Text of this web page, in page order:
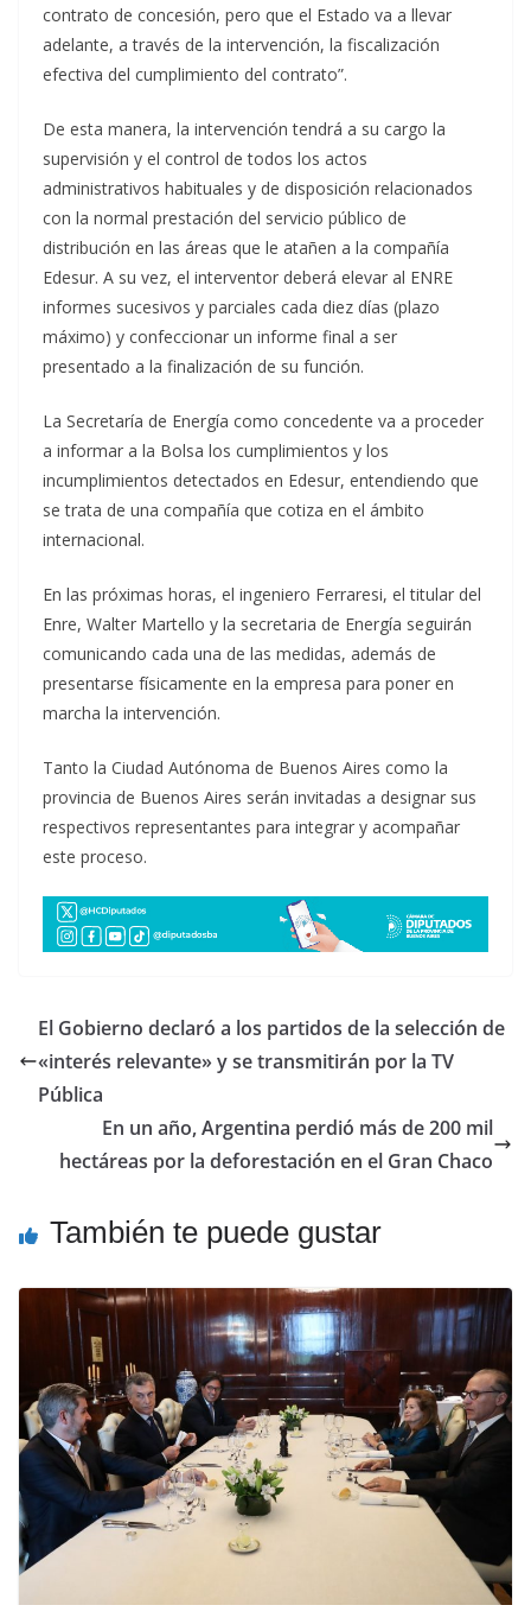
contrato de concesión, pero que el Estado va a llevar
adelante, a través de la intervención, la fiscalización
efectiva del cumplimiento del contrato”.
De esta manera, la intervención tendrá a su cargo la
supervisión y el control de todos los actos
administrativos habituales y de disposición relacionados
con la normal prestación del servicio público de
distribución en las áreas que le atañen a la compañía
Edesur. A su vez, el interventor deberá elevar al ENRE
informes sucesivos y parciales cada diez días (plazo
máximo) y confeccionar un informe final a ser
presentado a la finalización de su función.
La Secretaría de Energía como concedente va a proceder
a informar a la Bolsa los cumplimientos y los
incumplimientos detectados en Edesur, entendiendo que
se trata de una compañía que cotiza en el ámbito
internacional.
En las próximas horas, el ingeniero Ferraresi, el titular del
Enre, Walter Martello y la secretaria de Energía seguirán
comunicando cada una de las medidas, además de
presentarse físicamente en la empresa para poner en
marcha la intervención.
Tanto la Ciudad Autónoma de Buenos Aires como la
provincia de Buenos Aires serán invitadas a designar sus
respectivos representantes para integrar y acompañar
este proceso.
El Gobierno declaró a los partidos de la selección de
«interés relevante» y se transmitirán por la TV
Pública
En un año, Argentina perdió más de 200 mil
hectáreas por la deforestación en el Gran Chaco
También te puede gustar